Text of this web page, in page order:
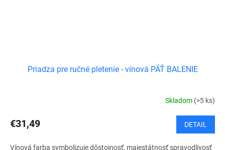
Priadza pre ručné pletenie - vínová PÄŤ BALENIE
Skladom (>5 ks)
€31,49 DETAIL
Vínová farba symbolizuje dôstojnosť, majestátnosť spravodlivosť